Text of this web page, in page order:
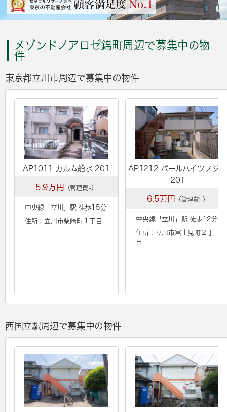
メゾンドノアロゼ錦町周辺で募集中の物
件
東京都立川市周辺で募集中の物件
AP1011 カルム船水 201
5.9万円 （管理費:-）
中央線「 立川 」駅 徒歩15分
住所：立川市柴崎町１丁目
AP1212 パールハイツフジミ
201
6.5万円 （管理費:-）
中央線「 立川 」駅 徒歩12分
住所：立川市富士見町２丁
目
西国立駅周辺で募集中の物件